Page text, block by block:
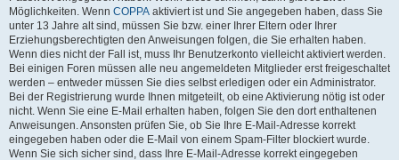
Möglichkeiten. Wenn COPPA aktiviert ist und Sie angegeben haben, dass Sie
unter 13 Jahre alt sind, müssen Sie bzw. einer Ihrer Eltern oder Ihrer
Erziehungsberechtigten den Anweisungen folgen, die Sie erhalten haben.
Wenn dies nicht der Fall ist, muss Ihr Benutzerkonto vielleicht aktiviert werden.
Bei einigen Foren müssen alle neu angemeldeten Mitglieder erst freigeschaltet
werden – entweder müssen Sie dies selbst erledigen oder ein Administrator.
Bei der Registrierung wurde Ihnen mitgeteilt, ob eine Aktivierung nötig ist oder
nicht. Wenn Sie eine E-Mail erhalten haben, folgen Sie den dort enthaltenen
Anweisungen. Ansonsten prüfen Sie, ob Sie Ihre E-Mail-Adresse korrekt
eingegeben haben oder die E-Mail von einem Spam-Filter blockiert wurde.
Wenn Sie sich sicher sind, dass Ihre E-Mail-Adresse korrekt eingegeben